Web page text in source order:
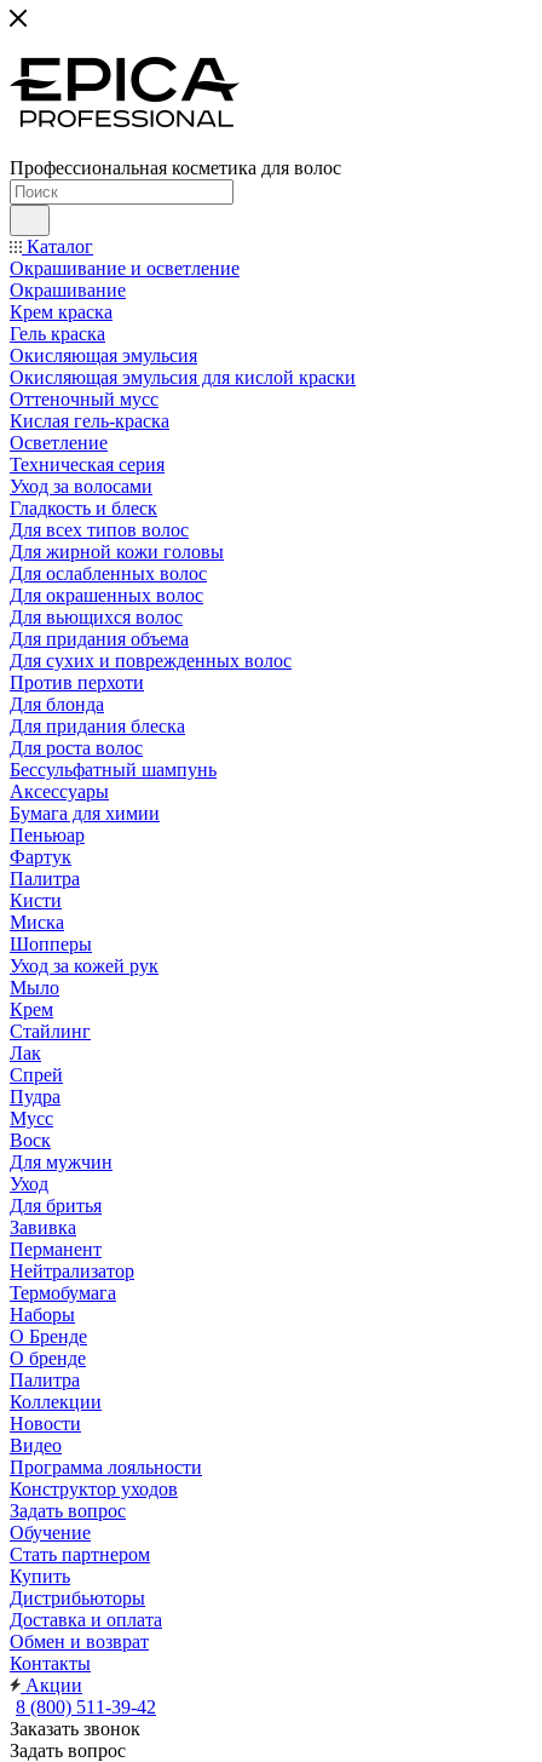
Профессиональная косметика для волос
Каталог
Окрашивание и осветление
Окрашивание
Крем краска
Гель краска
Окисляющая эмульсия
Окисляющая эмульсия для кислой краски
Оттеночный мусс
Кислая гель-краска
Осветление
Техническая серия
Уход за волосами
Гладкость и блеск
Для всех типов волос
Для жирной кожи головы
Для ослабленных волос
Для окрашенных волос
Для вьющихся волос
Для придания объема
Для сухих и поврежденных волос
Против перхоти
Для блонда
Для придания блеска
Для роста волос
Бессульфатный шампунь
Аксессуары
Бумага для химии
Пеньюар
Фартук
Палитра
Кисти
Миска
Шопперы
Уход за кожей рук
Мыло
Крем
Стайлинг
Лак
Спрей
Пудра
Мусс
Воск
Для мужчин
Уход
Для бритья
Завивка
Перманент
Нейтрализатор
Термобумага
Наборы
О Бренде
О бренде
Палитра
Коллекции
Новости
Видео
Программа лояльности
Конструктор уходов
Задать вопрос
Обучение
Стать партнером
Купить
Дистрибьюторы
Доставка и оплата
Обмен и возврат
Контакты
Акции
8 (800) 511-39-42
Заказать звонок
Задать вопрос